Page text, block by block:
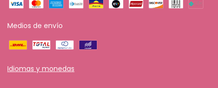
Medios de envío
Idiomas y monedas